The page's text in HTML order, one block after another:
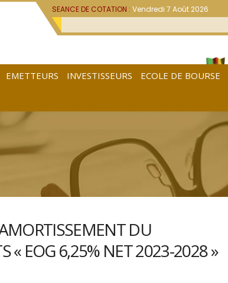
SEANCE DE COTATION :Vendredi 7 Août 2026
EMETTEURS INVESTISSEURS ECOLE DE BOURSE
DU
« EOG 6,25% NET 2023-2028 »